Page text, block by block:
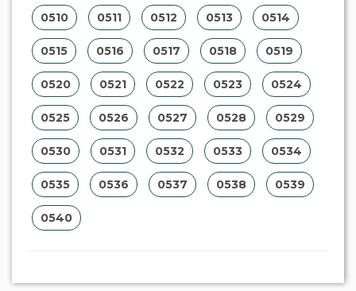
0510 0511 0512 0513 0514
0515 0516 0517 0518 0519
0520 0521 0522 0523 0524
0525 0526 0527 0528 0529
0530 0531 0532 0533 0534
0535 0536 0537 0538 0539
0540